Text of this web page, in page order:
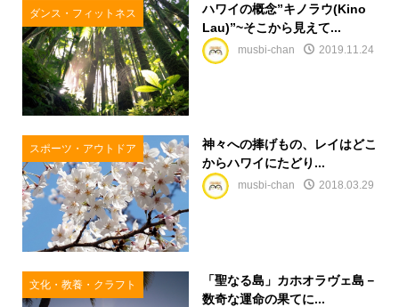
ダンス・フィットネス
ハワイの概念”キノラウ(Kino
Lau)”~そこから見えて...
musbi-chan 2019.11.24
スポーツ・アウトドア
神々への捧げもの、レイはどこ
からハワイにたどり...
musbi-chan 2018.03.29
文化・教養・クラフト
「聖なる島」カホオラヴェ島－
数奇な運命の果てに...